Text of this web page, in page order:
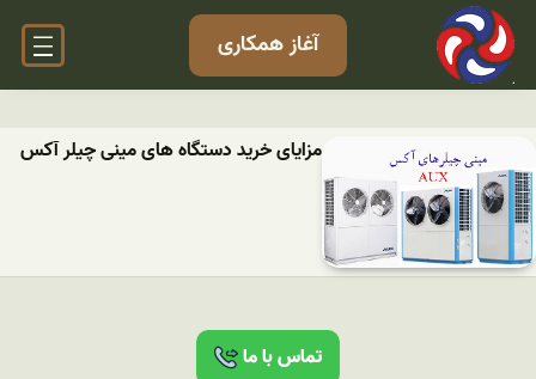
آغاز همکاری
مزایای خرید دستگاه های مینی چیلر آکس
تماس با ما